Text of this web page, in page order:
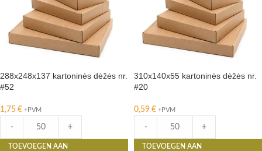
288x248x137 kartoninės dėžės nr.
#52
1,75 € +PVM
- +
TOEVOEGEN AAN
310x140x55 kartoninės dėžės nr.
#20
0,59 € +PVM
- +
TOEVOEGEN AAN